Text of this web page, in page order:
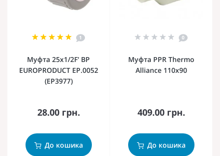
1
Муфта 25x1/2F' ВР
EUROPRODUCT EP.0052
(EP3977)
28.00 грн.
До кошика
0
Муфта PPR Thermo
Alliance 110х90
409.00 грн.
До кошика